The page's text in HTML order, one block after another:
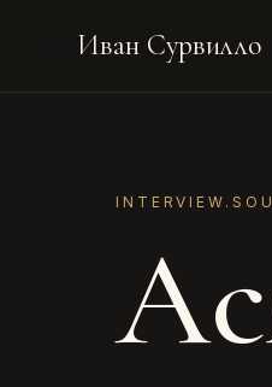
Иван Сурвилло